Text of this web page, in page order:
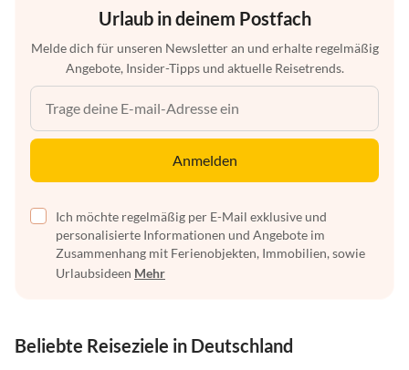
Urlaub in deinem Postfach
Melde dich für unseren Newsletter an und erhalte regelmäßig
Angebote, Insider-Tipps und aktuelle Reisetrends.
Anmelden
Ich möchte regelmäßig per E-Mail exklusive und
personalisierte Informationen und Angebote im
Zusammenhang mit Ferienobjekten, Immobilien, sowie
Urlaubsideen Mehr
Beliebte Reiseziele in Deutschland